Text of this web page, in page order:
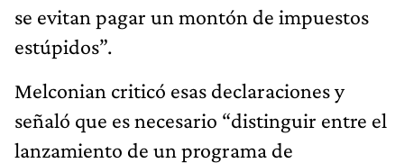
se evitan pagar un montón de impuestos
estúpidos”.
Melconian criticó esas declaraciones y
señaló que es necesario “distinguir entre el
lanzamiento de un programa de